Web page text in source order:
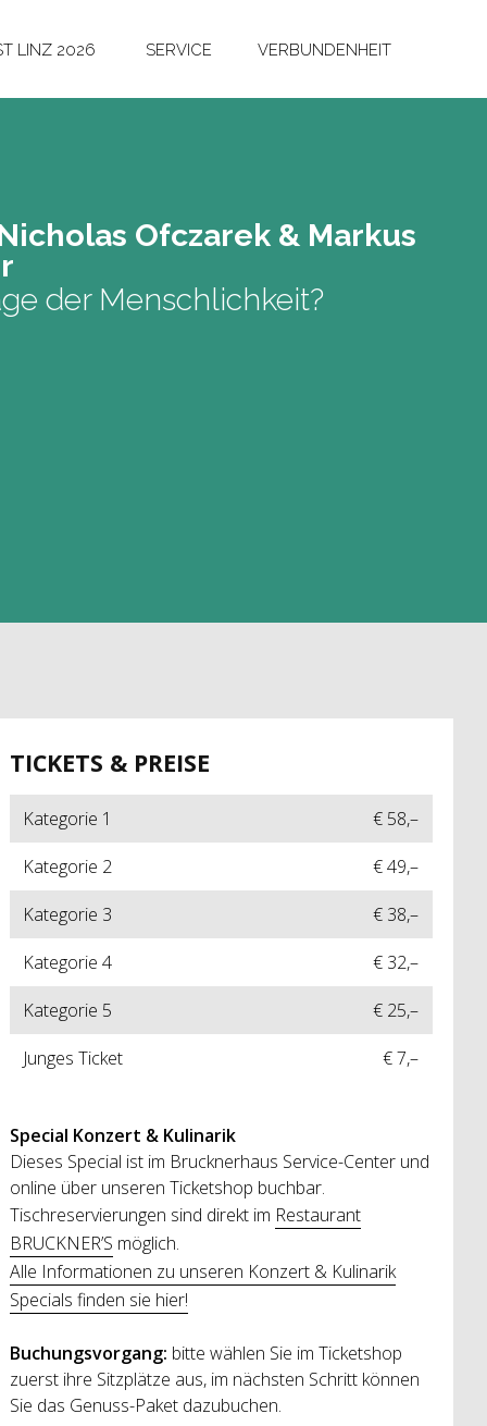
LINZ 2026 SERVICE VERBUNDENHEIT
Of­cza­rek & Mar­kus
der Menschlichkeit?
TICKETS & PREISE
Kategorie 1
€ 58,–
Kategorie 2
€ 49,–
Kategorie 3
€ 38,–
Kategorie 4
€ 32,–
Kategorie 5
€ 25,–
Junges Ticket
€ 7,–
Special Konzert & Kulinarik
Dieses Special ist im Brucknerhaus Service-Center und
online über unseren Ticketshop buchbar.
Tischreservierungen sind direkt im Restaurant
BRUCKNER’S möglich.
Alle Informationen zu unseren Konzert & Kulinarik
Specials finden sie hier!
Buchungsvorgang: bitte wählen Sie im Ticketshop
zuerst ihre Sitzplätze aus, im nächsten Schritt können
Sie das Genuss-Paket dazubuchen.